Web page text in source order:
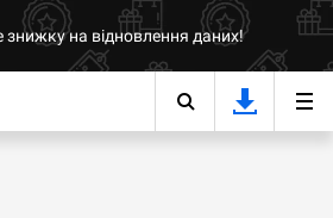
знижку на відновлення даних!